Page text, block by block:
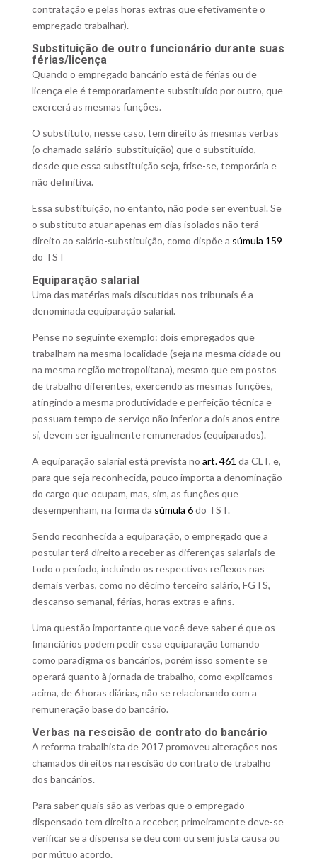
contratação e pelas horas extras que efetivamente o
empregado trabalhar).
Substituição de outro funcionário durante suas
férias/licença
Quando o empregado bancário está de férias ou de
licença ele é temporariamente substituído por outro, que
exercerá as mesmas funções.
O substituto, nesse caso, tem direito às mesmas verbas
(o chamado salário-substituição) que o substituído,
desde que essa substituição seja, frise-se, temporária e
não definitiva.
Essa substituição, no entanto, não pode ser eventual. Se
o substituto atuar apenas em dias isolados não terá
direito ao salário-substituição, como dispõe a súmula 159
do TST
Equiparação salarial
Uma das matérias mais discutidas nos tribunais é a
denominada equiparação salarial.
Pense no seguinte exemplo: dois empregados que
trabalham na mesma localidade (seja na mesma cidade ou
na mesma região metropolitana), mesmo que em postos
de trabalho diferentes, exercendo as mesmas funções,
atingindo a mesma produtividade e perfeição técnica e
possuam tempo de serviço não inferior a dois anos entre
si, devem ser igualmente remunerados (equiparados).
A equiparação salarial está prevista no art. 461 da CLT, e,
para que seja reconhecida, pouco importa a denominação
do cargo que ocupam, mas, sim, as funções que
desempenham, na forma da súmula 6do TST.
Sendo reconhecida a equiparação, o empregado que a
postular terá direito a receber as diferenças salariais de
todo o período, incluindo os respectivos reflexos nas
demais verbas, como no décimo terceiro salário, FGTS,
descanso semanal, férias, horas extras e afins.
Uma questão importante que você deve saber é que os
financiários podem pedir essa equiparação tomando
como paradigma os bancários, porém isso somente se
operará quanto à jornada de trabalho, como explicamos
acima, de 6 horas diárias, não se relacionando com a
remuneração base do bancário.
Verbas na rescisão de contrato do bancário
A reforma trabalhista de 2017 promoveu alterações nos
chamados direitos na rescisão do contrato de trabalho
dos bancários.
Para saber quais são as verbas que o empregado
dispensado tem direito a receber, primeiramente deve-se
verificar se a dispensa se deu com ou sem justa causa ou
por mútuo acordo.